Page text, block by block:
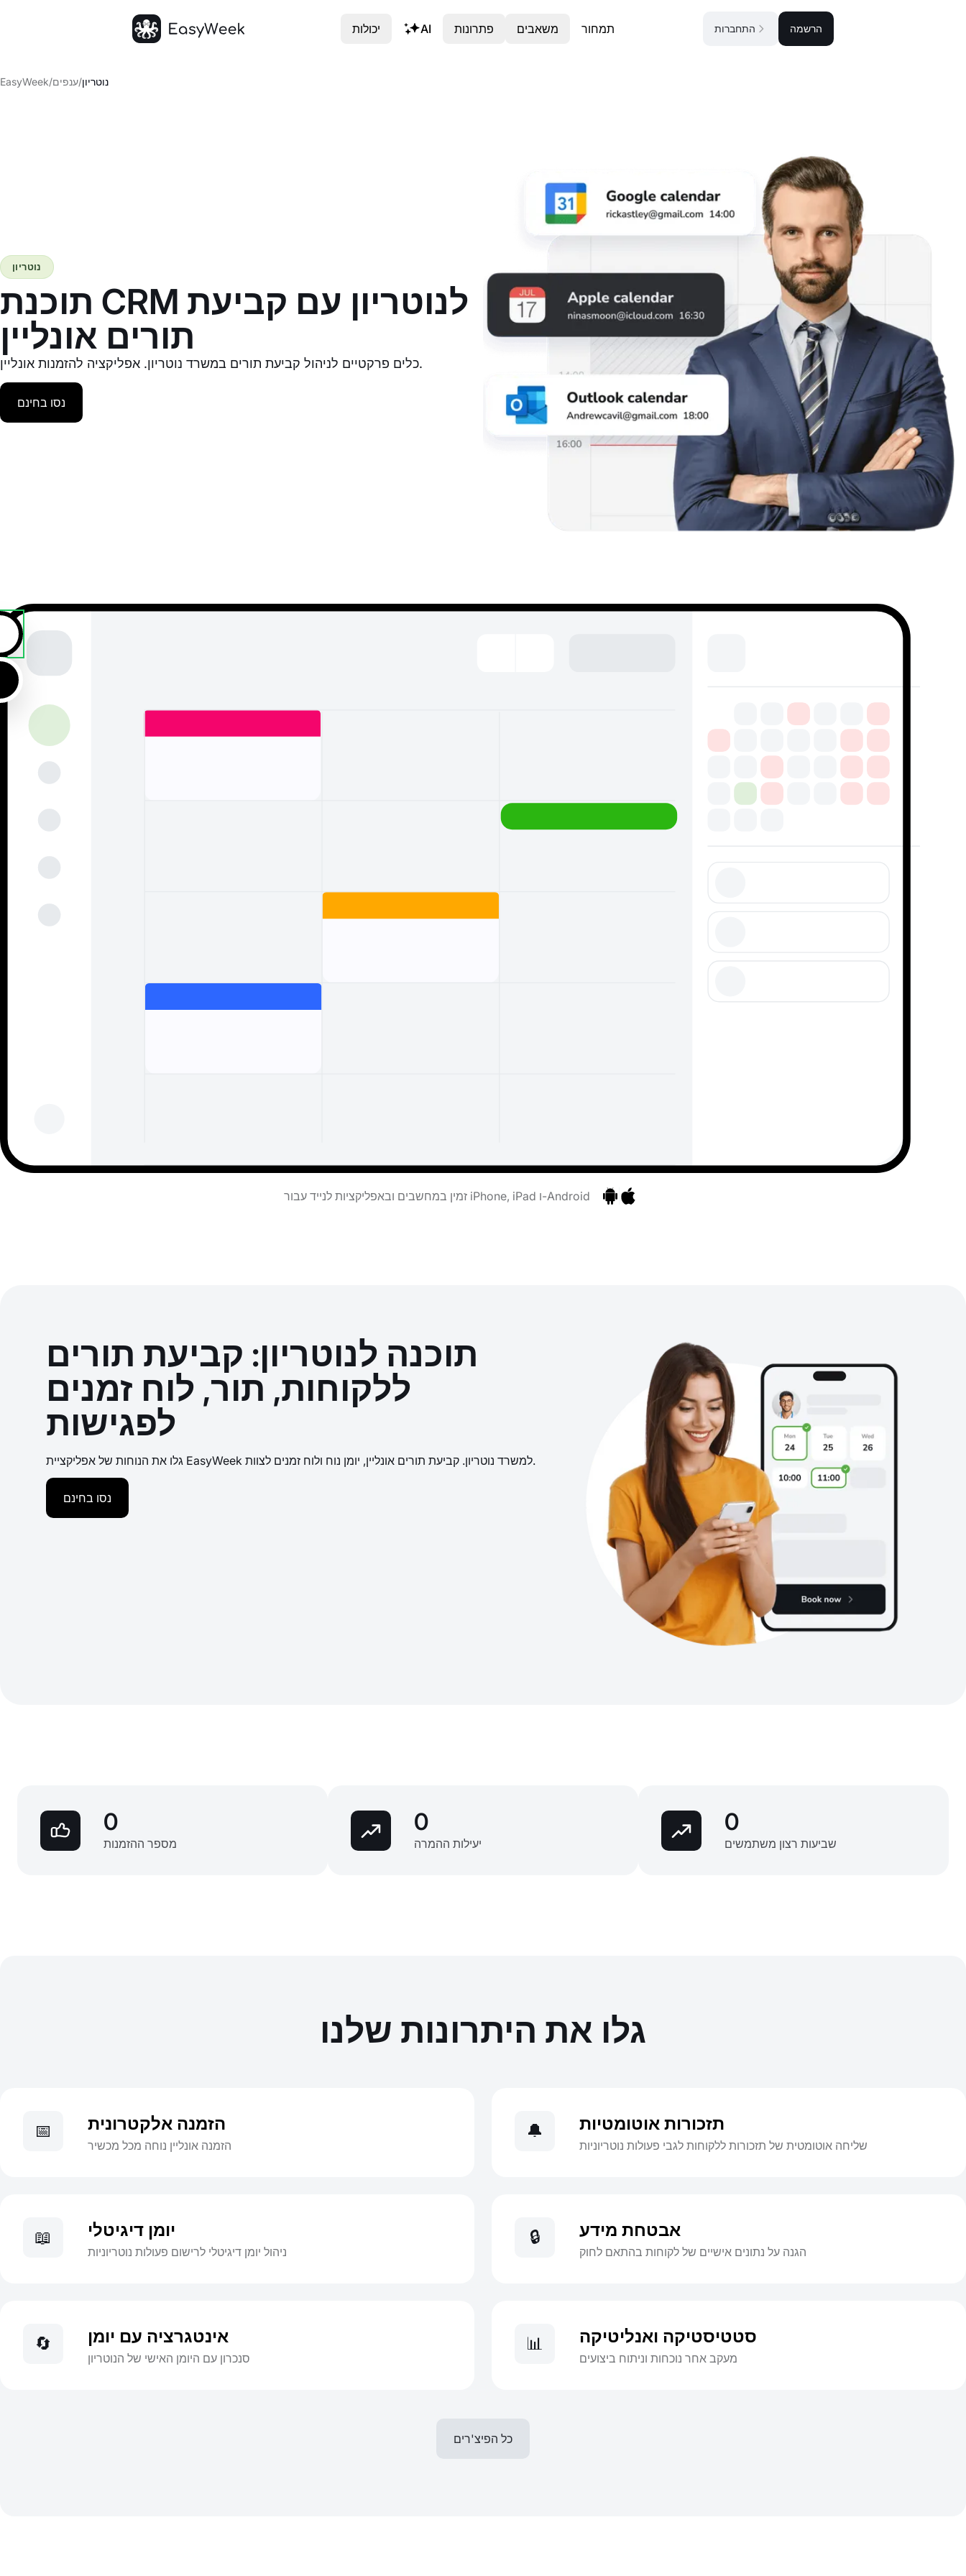
EasyWeek/ענפים/נוטריון
תוכנת CRM לנוטריון עם קביעת
תורים אונליין
כלים פרקטיים לניהול קביעת תורים במשרד נוטריון. אפליקציה להזמנות אונליין.
נוטריון
נסו בחינם
זמין במחשבים ובאפליקציות לנייד עבור iPhone, iPad ו-Android
תוכנה לנוטריון: קביעת תורים
ללקוחות, תור, לוח זמנים
לפגישות
גלו את הנוחות של אפליקציית EasyWeek למשרד נוטריון. קביעת תורים אונליין, יומן נוח ולוח זמנים לצוות.
נסו בחינם
0
מספר ההזמנות
0
יעילות ההמרה
0
שביעות רצון משתמשים
גלו את היתרונות שלנו
📅 הזמנה אלקטרונית
הזמנה אונליין נוחה מכל מכשיר
🔔 תזכורות אוטומטיות
שליחה אוטומטית של תזכורות ללקוחות לגבי פעולות נוטריוניות
📖 יומן דיגיטלי
ניהול יומן דיגיטלי לרישום פעולות נוטריוניות
🔒 אבטחת מידע
הגנה על נתונים אישיים של לקוחות בהתאם לחוק
🔄 אינטגרציה עם יומן
סנכרון עם היומן האישי של הנוטריון
📊 סטטיסטיקה ואנליטיקה
מעקב אחר נוכחות וניתוח ביצועים
כל הפיצ'רים
יכולות AI פתרונות משאבים תמחור התחברות הרשמה